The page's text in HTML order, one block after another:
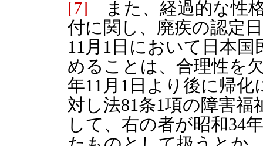
[7] また、経過的な性
付に関し、廃疾の認定
11月1日において日本
めることは、合理性を
年11月1日より後に帰
対し法81条1項の障害
して、右の者が昭和34